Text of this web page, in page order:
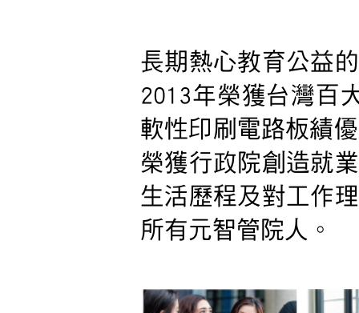
長期熱心教育公益
2013年榮獲台灣百
軟性印刷電路板績
榮獲行政院創造就
生活歷程及對工作
所有元智管院人。